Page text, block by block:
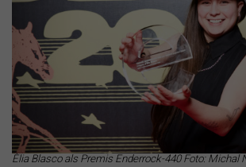
Èlia Blasco als Premis Enderrock-440 Foto: Michal